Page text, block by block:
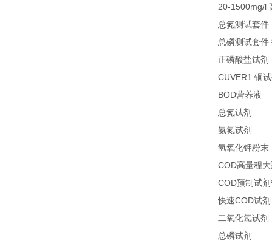
20-1500mg/l
总氮测试套件
总磷测试套件
正磷酸盐试剂
CUVER1 铜
BOD营养液
总氮试剂
氨氮试剂
氢氧化钾粉末
COD高量程
COD预制试
快速COD试剂
二氧化氯试剂
总磷试剂